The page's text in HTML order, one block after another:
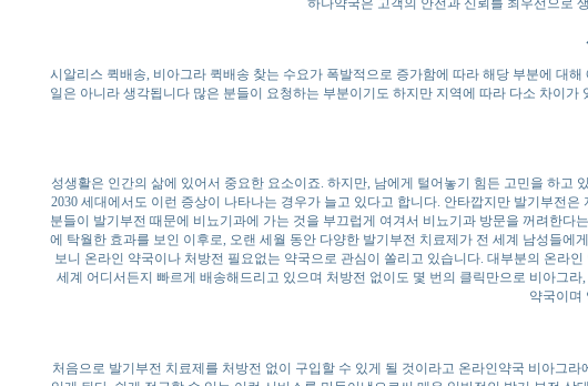
하나약국은 고객의 안전과 신뢰를 최우선으로
시알리스 퀵배송, 비아그라 퀵배송 찾는 수요가 폭발적으로 증가함에 따라 해당 부분에 대
일은 아니라 생각됩니다 많은 분들이 요청하는 부분이기도 하지만 지역에 따라 다소 차이
성생활은 인간의 삶에 있어서 중요한 요소이죠. 하지만, 남에게 털어놓기 힘든 고민을 하
2030 세대에서도 이런 증상이 나타나는 경우가 늘고 있다고 합니다. 안타깝지만 발기부전
분들이 발기부전 때문에 비뇨기과에 가는 것을 부끄럽게 여겨서 비뇨기과 방문을 꺼려한
에 탁월한 효과를 보인 이후로, 오랜 세월 동안 다양한 발기부전 치료제가 전 세계 남성들
보니 온라인 약국이나 처방전 필요없는 약국으로 관심이 쏠리고 있습니다. 대부분의 온라
세계 어디서든지 빠르게 배송해드리고 있으며 처방전 없이도 몇 번의 클릭만으로 비아그
약국이며
처음으로 발기부전 치료제를 처방전 없이 구입할 수 있게 될 것이라고 온라인약국 비아그